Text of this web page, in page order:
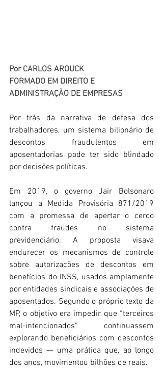
Por CARLOS AROUCK
FORMADO EM DIREITO E
ADMINISTRAÇÃO DE EMPRESAS
Por trás da narrativa de defesa dos
trabalhadores, um sistema bilionário de
descontos fraudulentos em
aposentadorias pode ter sido blindado
por decisões políticas.
Em 2019, o governo Jair Bolsonaro
lançou a Medida Provisória 871/2019
com a promessa de apertar o cerco
contra fraudes no sistema
previdenciário. A proposta visava
endurecer os mecanismos de controle
sobre autorizações de descontos em
benefícios do INSS, usados amplamente
por entidades sindicais e associações de
aposentados. Segundo o próprio texto da
MP, o objetivo era impedir que “terceiros
mal-intencionados” continuassem
explorando beneficiários com descontos
indevidos — uma prática que, ao longo
dos anos, movimentou bilhões de reais.